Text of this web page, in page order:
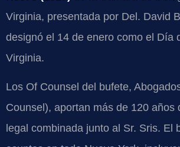
Virginia, presentada por Del. David
designó el 14 de enero como el Día
Virginia.
Los Of Counsel del bufete,
Counsel), aportan más de 120 años
legal combinada junto al Sr. Sris. El